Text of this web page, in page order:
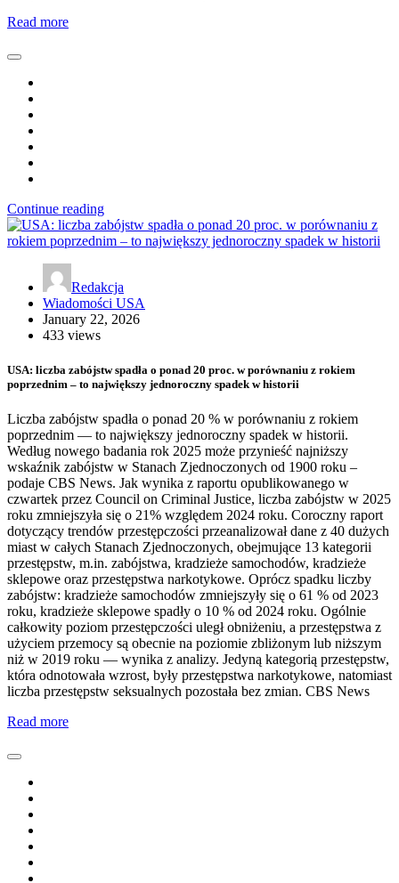
Read more
Continue reading
Redakcja
Wiadomości USA
January 22, 2026
433 views
USA: liczba zabójstw spadła o ponad 20 proc. w porównaniu z rokiem
poprzednim – to największy jednoroczny spadek w historii
Liczba zabójstw spadła o ponad 20 % w porównaniu z rokiem
poprzednim — to największy jednoroczny spadek w historii.
Według nowego badania rok 2025 może przynieść najniższy
wskaźnik zabójstw w Stanach Zjednoczonych od 1900 roku –
podaje CBS News. Jak wynika z raportu opublikowanego w
czwartek przez Council on Criminal Justice, liczba zabójstw w 2025
roku zmniejszyła się o 21% względem 2024 roku. Coroczny raport
dotyczący trendów przestępczości przeanalizował dane z 40 dużych
miast w całych Stanach Zjednoczonych, obejmujące 13 kategorii
przestępstw, m.in. zabójstwa, kradzieże samochodów, kradzieże
sklepowe oraz przestępstwa narkotykowe. Oprócz spadku liczby
zabójstw: kradzieże samochodów zmniejszyły się o 61 % od 2023
roku, kradzieże sklepowe spadły o 10 % od 2024 roku. Ogólnie
całkowity poziom przestępczości uległ obniżeniu, a przestępstwa z
użyciem przemocy są obecnie na poziomie zbliżonym lub niższym
niż w 2019 roku — wynika z analizy. Jedyną kategorią przestępstw,
która odnotowała wzrost, były przestępstwa narkotykowe, natomiast
liczba przestępstw seksualnych pozostała bez zmian. CBS News
Read more